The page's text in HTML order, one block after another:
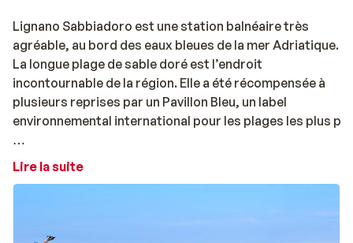
Lignano Sabbiadoro est une station balnéaire très
agréable, au bord des eaux bleues de la mer Adriatique.
La longue plage de sable doré est l’endroit
incontournable de la région. Elle a été récompensée à
plusieurs reprises par un Pavillon Bleu, un label
environnemental international pour les plages les plus
Il y a beaucoup de choses à faire dans les environs et
attendent petits et grands.
Lire la suite